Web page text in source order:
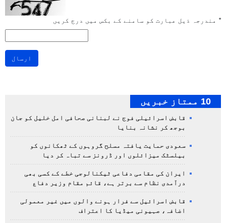
* مندرجہ ذیل عبارت کو سامنے کے بکس میں درج کریں
ارسال
10 ممتاز خبریں
قابض اسرائیلی فوج نے لبنانی صحافی امل خلیل کو جان
بوجھ کر نشانہ بنایا
سعودی حمایت یافتہ مسلح گروہوں کے ٹھکانوں کو
بیلسٹک میزائلوں اور ڈرونز سے تباہ کر دیا
ایران کی مقامی دفاعی ٹیکنالوجی خطے کے کسی بھی
درآمدی نظام سے برتر ہے، قائم مقام وزیر دفاع
قابض اسرائیل سے فرار ہونے والوں میں غیر معمولی
اضافہ، صہیونی میڈیا کا اعتراف